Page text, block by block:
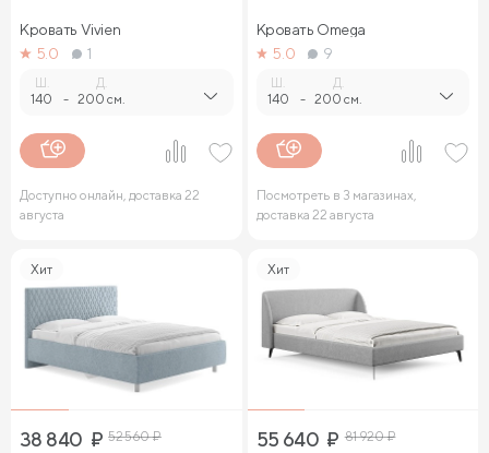
Кровать Vivien
5.0
1
140 -
Д.
200 см.
Доступно онлайн, доставка 22
августа
Кровать Omega
5.0
9
140 -
Д.
200 см.
Посмотреть в 3 магазинах,
доставка 22 августа
Хит
38 840 ₽ 52 560₽
Хит
55 640 ₽ 81 920₽